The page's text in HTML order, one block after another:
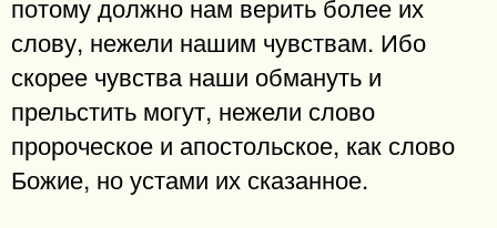
слову, нежели нашим чувствам. Ибо
скорее чувства наши обмануть и
прельстить могут, нежели слово
пророческое и апостольское, как слово
Божие, но устами их сказанное.